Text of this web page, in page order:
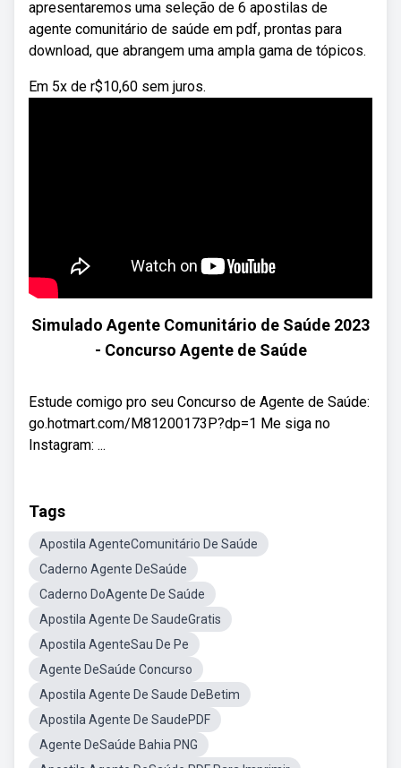
apresentaremos uma seleção de 6 apostilas de
agente comunitário de saúde em pdf, prontas para
download, que abrangem uma ampla gama de tópicos.
Em 5x de r$10,60 sem juros.
Simulado Agente Comunitário de Saúde 2023
- Concurso Agente de Saúde
Estude comigo pro seu Concurso de Agente de Saúde:
go.hotmart.com/M81200173P?dp=1 Me siga no
Instagram: ...
Tags
Apostila AgenteComunitário De Saúde
Caderno Agente DeSaúde
Caderno DoAgente De Saúde
Apostila Agente De SaudeGratis
Apostila AgenteSau De Pe
Agente DeSaúde Concurso
Apostila Agente De Saude DeBetim
Apostila Agente De SaudePDF
Agente DeSaúde Bahia PNG